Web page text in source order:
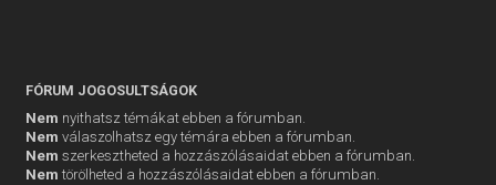
FÓRUM JOGOSULTSÁGOK
Nem nyithatsz témákat ebben a fórumban.
Nem válaszolhatsz egy témára ebben a fórumban.
Nem szerkesztheted a hozzászólásaidat ebben a fórumban.
Nem törölheted a hozzászólásaidat ebben a fórumban.